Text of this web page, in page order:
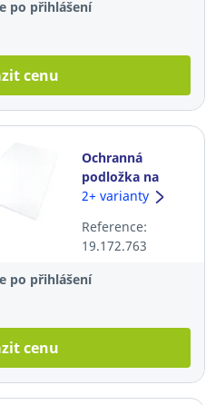
po přihlášení
cenu
Ochranná
podložka na
tvrdou podlahu
× 150 cm
2+ varianty
Reference:
19.172.763
po přihlášení
cenu